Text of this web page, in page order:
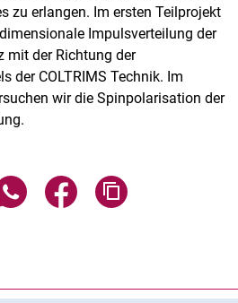
zu erlangen. Im ersten Teilprojekt
Impulsverteilung der
mit der Richtung der
der COLTRIMS Technik. Im
wir die Spinpolarisation der
über E-Mail teilen
Seite über WhatsApp teilen
Seite über Facebook